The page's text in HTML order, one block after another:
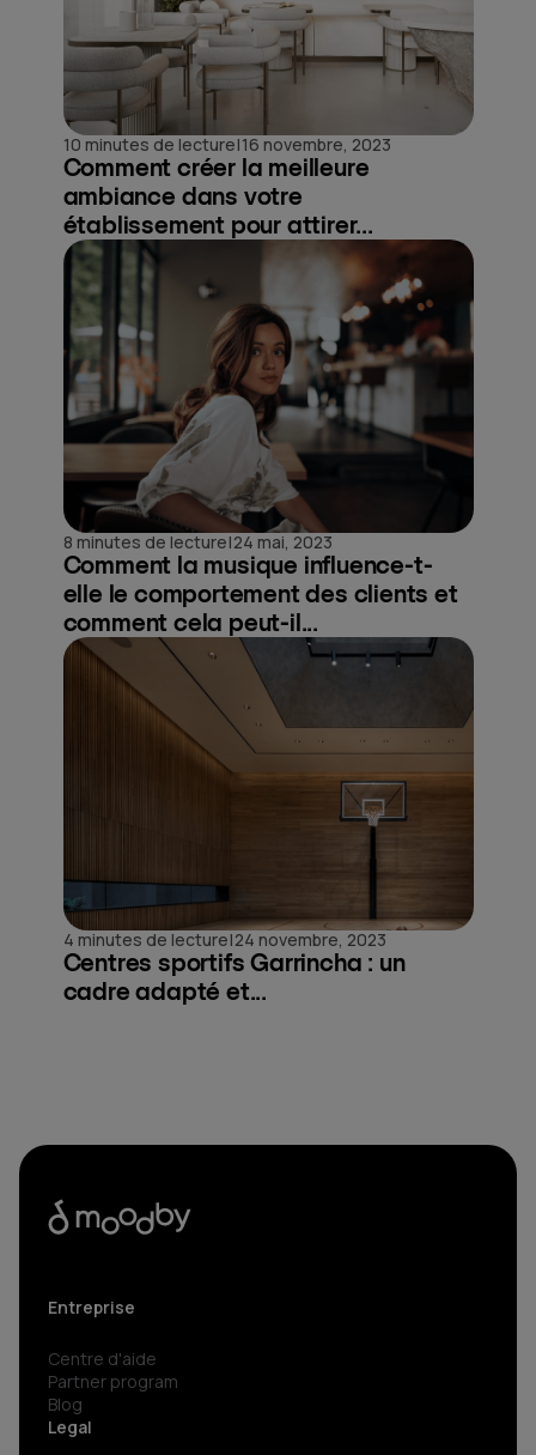
10 minutes de lecture|16 novembre, 2023
Comment créer la meilleure
ambiance dans votre
établissement pour attirer...
8 minutes de lecture|24 mai, 2023
Comment la musique influence-t-
elle le comportement des clients et
comment cela peut-il...
4 minutes de lecture|24 novembre, 2023
Centres sportifs Garrincha : un
cadre adapté et...
Entreprise
Centre d'aide
Partner program
Blog
Legal